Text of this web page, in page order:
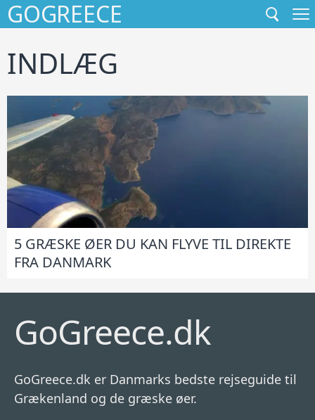
GOGREECE
GÅ
TIL
INDHOLD
INDLÆG
5 GRÆSKE ØER DU KAN FLYVE TIL DIREKTE
FRA DANMARK
GoGreece.dk
GoGreece.dk er Danmarks bedste rejseguide til
Grækenland og de græske øer.